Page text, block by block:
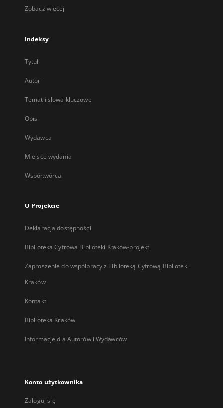
Zobacz więcej
Indeksy
Tytuł
Autor
Temat i słowa kluczowe
Opis
Wydawca
Miejsce wydania
Współtwórca
O Projekcie
Deklaracja dostępności
Biblioteka Cyfrowa Biblioteki Kraków-projekt
Zaproszenie do współpracy z Biblioteką Cyfrową Biblioteki
Kraków
Kontakt
Biblioteka Kraków
Informacje dla Autorów i Wydawców
Konto użytkownika
Zaloguj się